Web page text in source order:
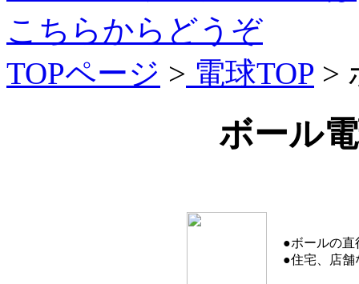
こちらからどうぞ
TOPページ > 電球TOP >
ボール電
●ボールの直
●住宅、店舗